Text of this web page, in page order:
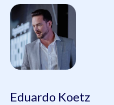
Eduardo Koetz